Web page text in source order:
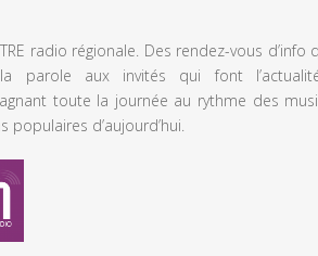
radio régionale. Des rendez-vous
parole aux invités qui font
toute la journée au rythme des
populaires d’aujourd’hui.